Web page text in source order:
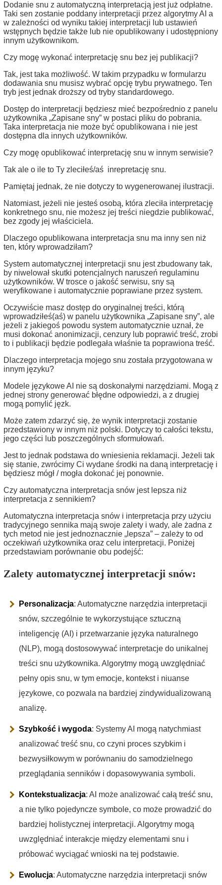
Dodanie snu z automatyczną interpretacją jest już odpłatne.
Taki sen zostanie poddany interpretacji przez algorytmy AI a
w zależności od wyniku takiej interpretacji lub ustawień
wstępnych będzie także lub nie opublikowany i udostępniony
innym użytkownikom.
Czy mogę wykonać interpretację snu bez jej publikacji?
Tak, jest taka możliwość. W takim przypadku w formularzu
dodawania snu musisz wybrać opcję trybu prywatnego. Ten
tryb jest jednak droższy od tryby standardowego.
Dostęp do interpretacji będziesz mieć bezpośrednio z panelu
użytkownika „Zapisane sny” w postaci pliku do pobrania.
Taka interpretacja nie może być opublikowana i nie jest
dostępna dla innych użytkowników.
Czy mogę opublikować interpretację snu w innym serwisie?
Tak ale o ile to Ty zleciłeś/aś inrepretację snu.
Pamiętaj jednak, że nie dotyczy to wygenerowanej ilustracji.
Natomiast, jeżeli nie jesteś osobą, która zleciła interpretację
konkretnego snu, nie możesz jej treści niegdzie publikować,
bez zgody jej właściciela.
Dlaczego opublikowana interpretacja snu ma inny sen niż
ten, który wprowadziłam?
System automatycznej interpretacji snu jest zbudowany tak,
by niwelował skutki potencjalnych naruszeń regulaminu
użytkowników. W trosce o jakość serwisu, sny są
weryfikowane i automatycznie poprawiane przez system.
Oczywiście masz dostęp do oryginalnej treści, którą
wprowadziłeś(aś) w panelu użytkownika „Zapisane sny”, ale
jeżeli z jakiegoś powodu system automatycznie uznał, że
musi dokonać anonimizacji, cenzury lub poprawić treść, zrobi
to i publikacji będzie podlegała właśnie ta poprawiona treść.
Dlaczego interpretacja mojego snu została przygotowana w
innym języku?
Modele językowe AI nie są doskonałymi narzędziami. Mogą z
jednej strony generować błędne odpowiedzi, a z drugiej
mogą pomylić jęzk.
Może zatem zdarzyć się, że wynik interpretacji zostanie
przedstawiony w innym niż polski. Dotyczy to całości tekstu,
jego części lub poszczególnych sformułowań.
Jest to jednak podstawa do wniesienia reklamacji. Jeżeli tak
się stanie, zwrócimy Ci wydane środki na daną interpretację i
będziesz mógł / mogła dokonać jej ponownie.
Czy automatyczna interpretacja snów jest lepsza niż
interpretacja z sennikiem?
Automatyczna interpretacja snów i interpretacja przy użyciu
tradycyjnego sennika mają swoje zalety i wady, ale żadna z
tych metod nie jest jednoznacznie „lepsza” – zależy to od
oczekiwań użytkownika oraz celu interpretacji. Poniżej
przedstawiam porównanie obu podejść:
Zalety automatycznej interpretacji snów:
Personalizacja: Automatyczne narzędzia interpretacji
snów, szczególnie te wykorzystujące sztuczną
inteligencję (AI) i przetwarzanie języka naturalnego
(NLP), mogą dostosowywać interpretacje do unikalnej
treści snu użytkownika. Algorytmy mogą uwzględniać
pełny opis snu, w tym emocje, kontekst i niuanse
językowe, co pozwala na bardziej zindywidualizowaną
analizę.
Szybkość i wygoda: Systemy AI mogą natychmiast
analizować treść snu, co czyni proces szybkim i
bezwysiłkowym w porównaniu do samodzielnego
przeglądania senników i dopasowywania symboli.
Kontekstualizacja: AI może analizować całą treść snu,
a nie tylko pojedyncze symbole, co może prowadzić do
bardziej holistycznej interpretacji. Algorytmy mogą
uwzględniać interakcje między elementami snu i
próbować wyciągać wnioski na tej podstawie.
Ewolucja: Automatyczne narzędzia interpretacji snów